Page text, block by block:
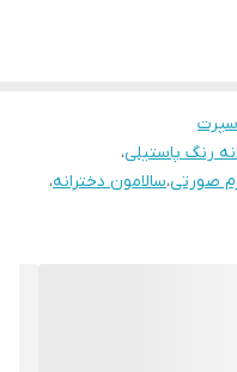
رنگ پاستیلی،
صورتی،سالامون دخترانه،